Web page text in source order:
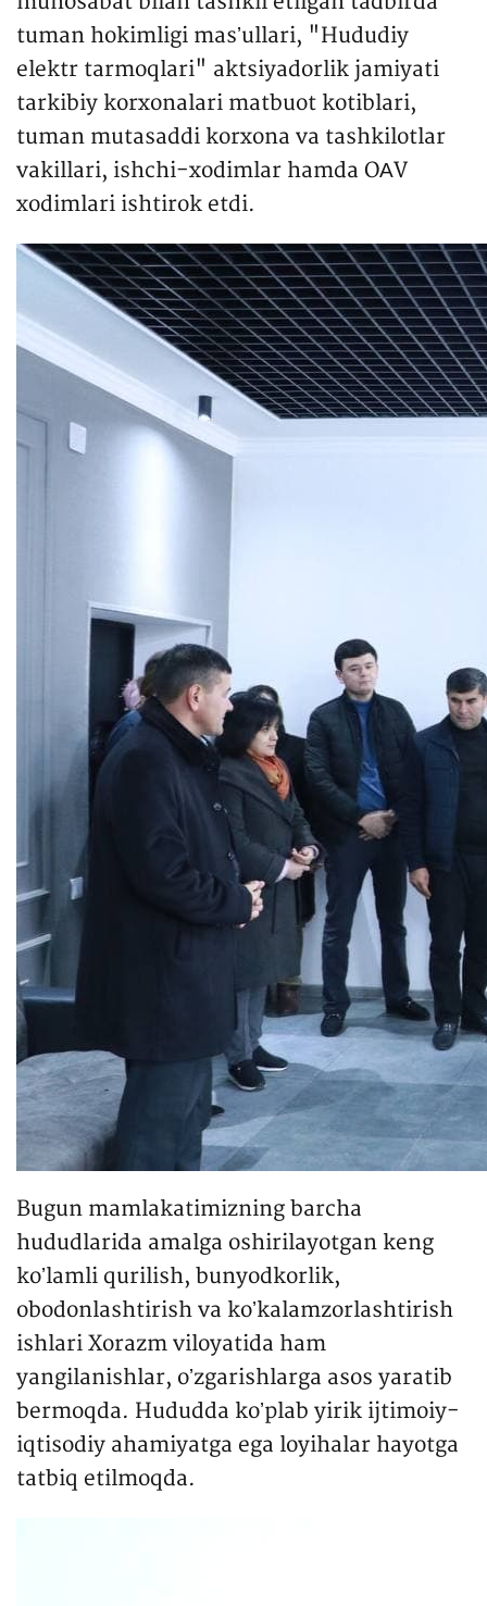
tuman hokimligi masʼullari, "Hududiy
elektr tarmoqlari" aktsiyadorlik jamiyati
tarkibiy korxonalari matbuot kotiblari,
tuman mutasaddi korxona va tashkilotlar
vakillari, ishchi-xodimlar hamda OАV
xodimlari ishtirok etdi.
Bugun mamlakatimizning barcha
hududlarida amalga oshirilayotgan keng
koʼlamli qurilish, bunyodkorlik,
obodonlashtirish va koʼkalamzorlashtirish
ishlari Xorazm viloyatida ham
yangilanishlar, oʼzgarishlarga asos yaratib
bermoqda. Hududda koʼplab yirik ijtimoiy-
iqtisodiy ahamiyatga ega loyihalar hayotga
tatbiq etilmoqda.